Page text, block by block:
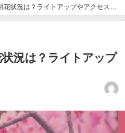
状況は？ライトアップやアクセスや
況は？ライトアップ